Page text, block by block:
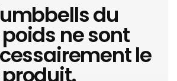
du
ne sont
le